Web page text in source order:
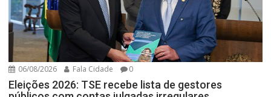
06/08/2026 Fala Cidade 0
Eleições 2026: TSE recebe lista de gestores